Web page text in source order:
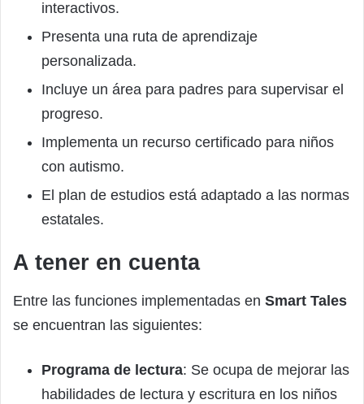
interactivos.
Presenta una ruta de aprendizaje
personalizada.
Incluye un área para padres para supervisar el
progreso.
Implementa un recurso certificado para niños
con autismo.
El plan de estudios está adaptado a las normas
estatales.
A tener en cuenta
Entre las funciones implementadas en Smart Tales
se encuentran las siguientes:
Programa de lectura: Se ocupa de mejorar las
habilidades de lectura y escritura en los niños